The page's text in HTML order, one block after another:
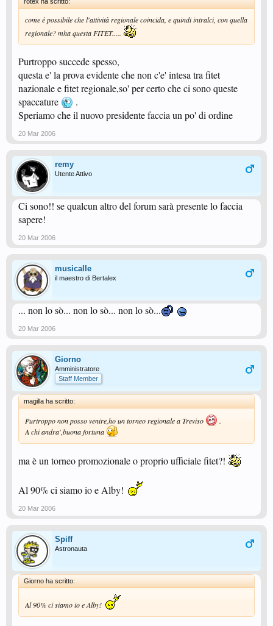
come è possibile che l'attività regionale coincida, e quindi intralci, con quella
regionale? mha questa FITET.....
Purtroppo succede spesso,
questa e' la prova evidente che non c'e' intesa tra fitet
nazionale e fitet regionale,so' per certo che ci sono queste
spaccature
.
Speriamo che il nuovo presidente faccia un po' di ordine
20 Mar 2006
remy
Utente Attivo
Ci sono!! se qualcun altro del forum sarà presente lo faccia
sapere!
20 Mar 2006
musicalle
il maestro di Bertalex
... non lo sò... non lo sò... non lo sò...
20 Mar 2006
Giorno
Amministratore
Staff Member
magilla ha scritto:
Purtroppo non posso venire,ho un torneo regionale a Treviso
.
A chi andra',buona fortuna
ma è un torneo promozionale o proprio ufficiale fitet?!
Al 90% ci siamo io e Alby!
20 Mar 2006
Spiff
Astronauta
Giorno ha scritto:
Al 90% ci siamo io e Alby!